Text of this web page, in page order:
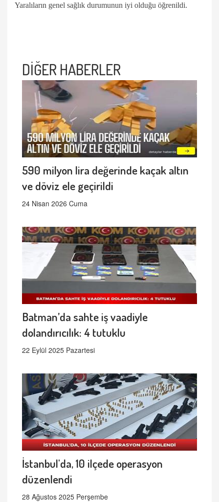
Yaralıların genel sağlık durumunun iyi olduğu öğrenildi.
DİĞER HABERLER
590 milyon lira değerinde kaçak altın
ve döviz ele geçirildi
24 Nisan 2026 Cuma
Batman’da sahte iş vaadiyle
dolandırıcılık: 4 tutuklu
22 Eylül 2025 Pazartesi
İstanbul'da, 10 ilçede operasyon
düzenlendi
28 Ağustos 2025 Perşembe